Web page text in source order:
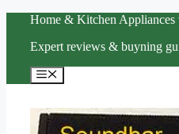
content
Home & Kitchen Appliances
Expert reviews & buyning
Menu